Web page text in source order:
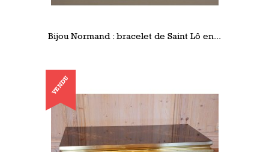
Bijou Normand : bracelet de Saint Lô en...
VENDU